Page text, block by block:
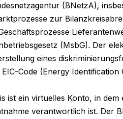
(BNetzA),
zur
(MsbG). Der
eines
Code (Energy Identification
ist ein virtuelles Konto, in dem
verantwortlich ist. Der